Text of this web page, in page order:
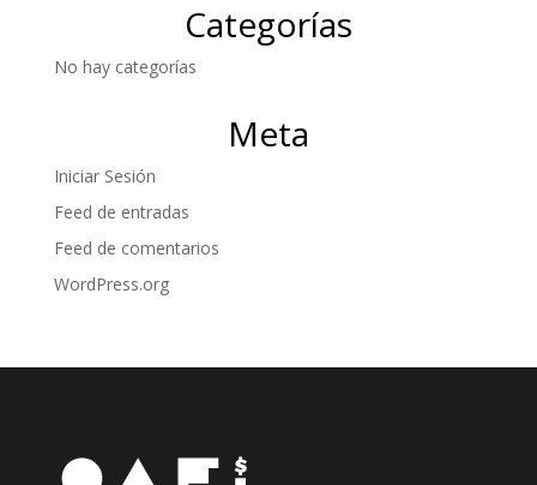
Categorías
No hay categorías
Meta
Iniciar Sesión
Feed de entradas
Feed de comentarios
WordPress.org